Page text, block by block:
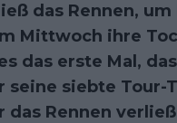
das Rennen,
Mittwoch ihre
das erste Mal,
siebte Tour-
das Rennen